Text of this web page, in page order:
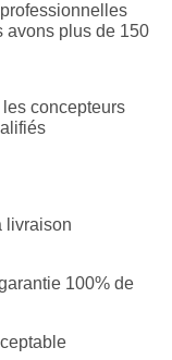
avons plus de 150
concepteurs
livraison
100% de